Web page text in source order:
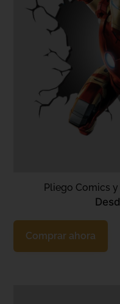
Pliego Comics
Comprar ahora